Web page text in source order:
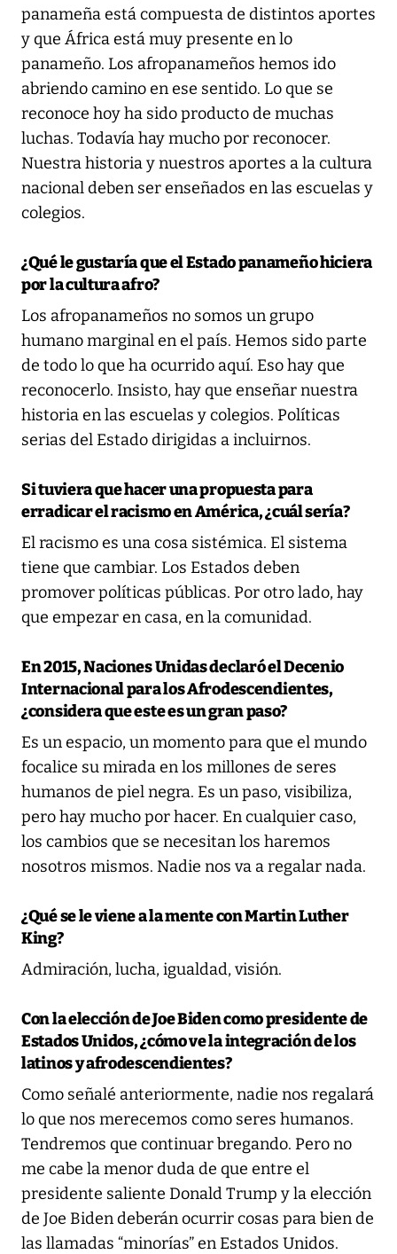
panameña está compuesta de distintos aportes
y que África está muy presente en lo
panameño. Los afropanameños hemos ido
abriendo camino en ese sentido. Lo que se
reconoce hoy ha sido producto de muchas
luchas. Todavía hay mucho por reconocer.
Nuestra historia y nuestros aportes a la cultura
nacional deben ser enseñados en las escuelas y
colegios.
¿Qué le gustaría que el Estado panameño hiciera
por la cultura afro?
Los afropanameños no somos un grupo
humano marginal en el país. Hemos sido parte
de todo lo que ha ocurrido aquí. Eso hay que
reconocerlo. Insisto, hay que enseñar nuestra
historia en las escuelas y colegios. Políticas
serias del Estado dirigidas a incluirnos.
Si tuviera que hacer una propuesta para
erradicar el racismo en América, ¿cuál sería?
El racismo es una cosa sistémica. El sistema
tiene que cambiar. Los Estados deben
promover políticas públicas. Por otro lado, hay
que empezar en casa, en la comunidad.
En 2015, Naciones Unidas declaró el Decenio
Internacional para los Afrodescendientes,
¿considera que este es un gran paso?
Es un espacio, un momento para que el mundo
focalice su mirada en los millones de seres
humanos de piel negra. Es un paso, visibiliza,
pero hay mucho por hacer. En cualquier caso,
los cambios que se necesitan los haremos
nosotros mismos. Nadie nos va a regalar nada.
¿Qué se le viene a la mente con Martin Luther
King?
Admiración, lucha, igualdad, visión.
Con la elección de Joe Biden como presidente de
Estados Unidos, ¿cómo ve la integración de los
latinos y afrodescendientes?
Como señalé anteriormente, nadie nos regalará
lo que nos merecemos como seres humanos.
Tendremos que continuar bregando. Pero no
me cabe la menor duda de que entre el
presidente saliente Donald Trump y la elección
de Joe Biden deberán ocurrir cosas para bien de
las llamadas “minorías” en Estados Unidos.